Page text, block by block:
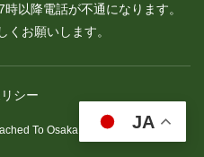
以降電話が不通になります。
くお願いします。
シー
To Osaka Kyoiku University.
JA